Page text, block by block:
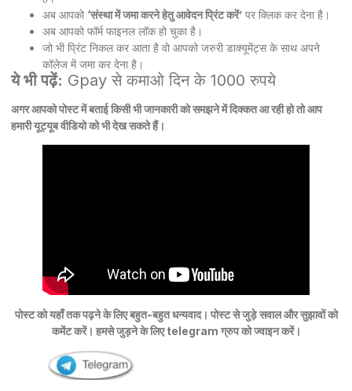
अब आपको ‘संस्था में जमा करने हेतु आवेदन प्रिंट करें’ पर क्लिक कर देना है।
अब आपको फॉर्म फाइनल लॉक हो चुका है।
जो भी प्रिंट निकल कर आता है वो आपको जरुरी डाक्यूमेंट्स के साथ अपने
कॉलेज में जमा कर देना है।
ये भी पढ़ें: Gpay से कमाओ दिन के 1000 रुपये
अगर आपको पोस्ट में बताई किसी भी जानकारी को समझने में दिक्कत आ रही हो तो आप
हमारी यूट्यूब वीडियो को भी देख सकते हैं।
पोस्ट को यहाँ तक पढ़ने के लिए बहुत-बहुत धन्यवाद। पोस्ट से जुड़े सवाल और सुझावों को
कमेंट करें। हमसे जुड़ने के लिए telegram ग्रुप को ज्वाइन करें।